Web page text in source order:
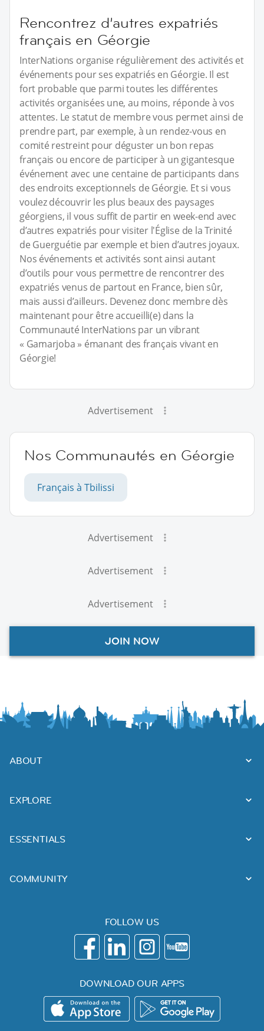
Rencontrez d’autres expatriés
français en Géorgie
InterNations organise régulièrement des activités et
événements pour ses expatriés en Géorgie. Il est
fort probable que parmi toutes les différentes
activités organisées une, au moins, réponde à vos
attentes. Le statut de membre vous permet ainsi de
prendre part, par exemple, à un rendez-vous en
comité restreint pour déguster un bon repas
français ou encore de participer à un gigantesque
événement avec une centaine de participants dans
des endroits exceptionnels de Géorgie. Et si vous
voulez découvrir les plus beaux des paysages
géorgiens, il vous suffit de partir en week-end avec
d’autres expatriés pour visiter l'Église de la Trinité
de Guerguétie par exemple et bien d’autres joyaux.
Nos événements et activités sont ainsi autant
d’outils pour vous permettre de rencontrer des
expatriés venus de partout en France, bien sûr,
mais aussi d’ailleurs. Devenez donc membre dès
maintenant pour être accueilli(e) dans la
Communauté InterNations par un vibrant
« Gamarjoba » émanant des français vivant en
Géorgie!
Advertisement
Nos Communautés en Géorgie
Français à Tbilissi
Advertisement
Advertisement
Advertisement
JOIN NOW
ABOUT
EXPLORE
ESSENTIALS
COMMUNITY
FOLLOW US
DOWNLOAD OUR APPS